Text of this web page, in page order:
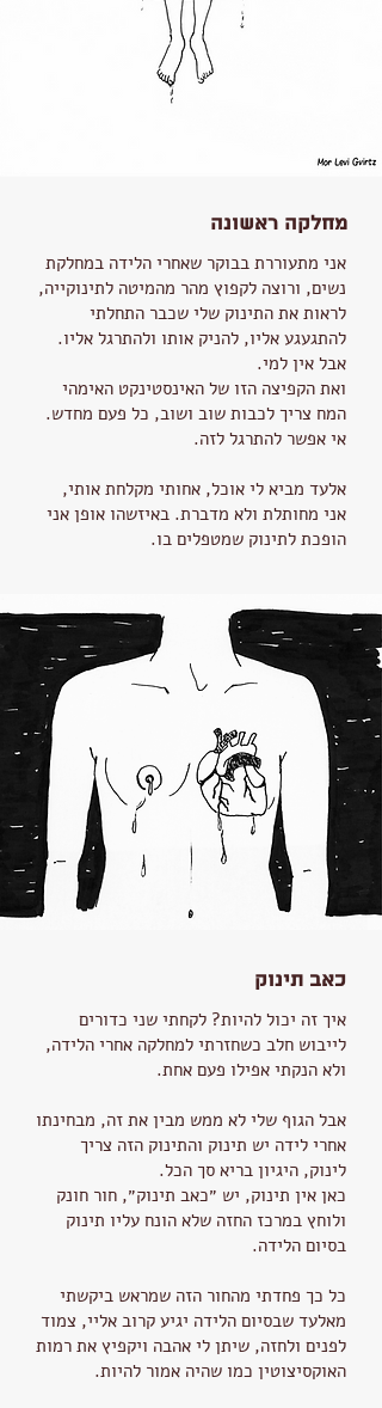
מחלקה ראשונה
אני מתעוררת בבוקר שאחרי הלידה במחלקת
נשים, ורוצה לקפוץ מהר מהמיטה לתינוקייה,
לראות את התינוק שלי שכבר התחלתי
להתגעגע אליו, להניק אותו ולהתרגל אליו.
אבל אין למי.
ואת הקפיצה הזו של האינסטינקט האימהי
המח צריך לכבות שוב ושוב, כל פעם מחדש.
אי אפשר להתרגל לזה.
אלעד מביא לי אוכל, אחותי מקלחת אותי,
אני מחותלת ולא מדברת. באיזשהו אופן אני
הופכת לתינוק שמטפלים בו.
כאב תינוק
איך זה יכול להיות? לקחתי שני כדורים
לייבוש חלב כשחזרתי למחלקה אחרי הלידה,
ולא הנקתי אפילו פעם אחת.
אבל הגוף שלי לא ממש מבין את זה, מבחינתו
אחרי לידה יש תינוק והתינוק הזה צריך
לינוק, היגיון בריא סך הכל.
כאן אין תינוק, יש ״כאב תינוק״, חור חונק
ולוחץ במרכז החזה שלא הונח עליו תינוק
בסיום הלידה.
כל כך פחדתי מהחור הזה שמראש ביקשתי
מאלעד שבסיום הלידה יגיע קרוב אליי, צמוד
לפנים ולחזה, שיתן לי אהבה ויקפיץ את רמות
האוקסיצוטין כמו שהיה אמור להיות.